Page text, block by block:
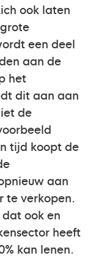
ook laten
een deel
aan de
het
dit aan aan
de
tijd koopt de
aan
te verkopen.
ook en
heeft
kan lenen.